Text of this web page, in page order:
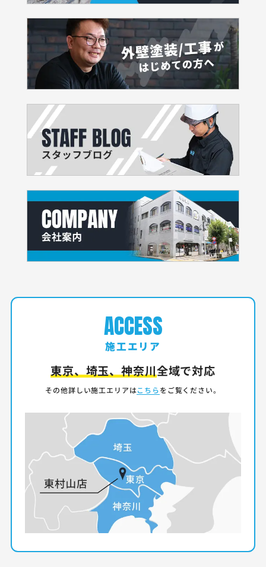
ACCESS
施工エリア
東京、埼玉、神奈川全域で対応
その他詳しい施工エリアはこちらをご覧ください。